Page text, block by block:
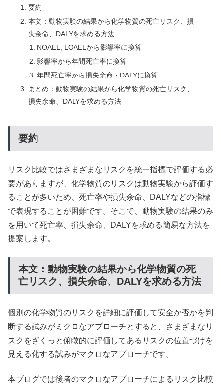
要約
本文：動物実験の結果から化学物質の死亡リスク、損
失余命、DALYを求める方法
NOAEL, LOAELから影響率に換算
影響率から年間死亡率に換算
年間死亡率から損失余命・DALYに換算
まとめ：動物実験の結果から化学物質の死亡リスク、
損失余命、DALYを求める方法
要約
リスク比較ではさまざまなリスクを統一指標で評価する必
要がありますが、化学物質のリスクは動物実験から評価す
ることが多いため、死亡率や損失余命、DALYなどの指標
で表現することが困難です。そこで、動物実験の結果のみ
を用いて死亡率、損失余命、DALYを求める簡易な方法を
提案します。
本文：動物実験の結果から化学物質の死
亡リスク、損失余命、DALYを求める方法
個別の化学物質のリスクを詳細に評価して安全か否かを判
断する試みがミクロなアプローチとすると、さまざまなリ
スクをざくっと俯瞰的に評価してあるリスクの位置づけを
見える化する試みがマクロなアプローチです。
本ブログでは後者のマクロなアプローチによるリスク比較